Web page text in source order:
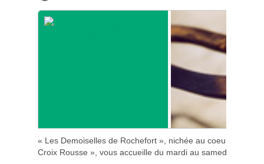
« Les Demoiselles de Rochefort », nichée au coeur du
Croix Rousse », vous accueille du mardi au samedi à partir